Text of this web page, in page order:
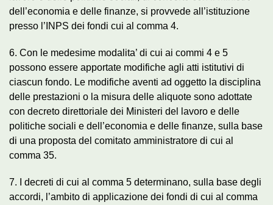
dell’economia e delle finanze, si provvede all’istituzione
presso l’INPS dei fondi cui al comma 4.
6. Con le medesime modalita’ di cui ai commi 4 e 5
possono essere apportate modifiche agli atti istitutivi di
ciascun fondo. Le modifiche aventi ad oggetto la disciplina
delle prestazioni o la misura delle aliquote sono adottate
con decreto direttoriale dei Ministeri del lavoro e delle
politiche sociali e dell’economia e delle finanze, sulla base
di una proposta del comitato amministratore di cui al
comma 35.
7. I decreti di cui al comma 5 determinano, sulla base degli
accordi, l’ambito di applicazione dei fondi di cui al comma